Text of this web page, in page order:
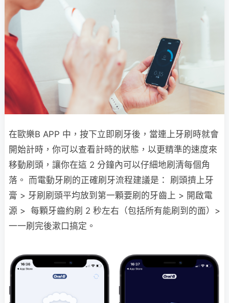
在歐樂B APP 中，按下立即刷牙後，當連上牙刷時就會
開始計時，你可以查看計時的狀態，以更精準的速度來
移動刷頭，讓你在這 2 分鐘內可以仔細地刷清每個角
落。 而電動牙刷的正確刷牙流程建議是： 刷頭擠上牙
膏 > 牙刷刷頭平均放到第一顆要刷的牙齒上 > 開啟電
源 > 每顆牙齒約刷 2 秒左右（包括所有能刷到的面）>
一一刷完後漱口搞定。